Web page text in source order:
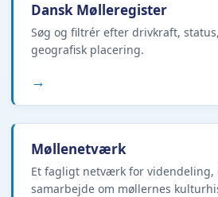
Dansk Mølleregister
Søg og filtrér efter drivkraft,
geografisk placering.
→
Møllenetværk
Et fagligt netværk for videndeling,
samarbejde om møllernes